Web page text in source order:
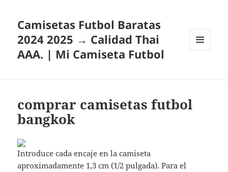
Camisetas Futbol Baratas
2024 2025 → Calidad Thai
AAA. | Mi Camiseta Futbol
comprar camisetas futbol
bangkok
Introduce cada encaje en la camiseta
aproximadamente 1,3 cm (1/2 pulgada). Para el